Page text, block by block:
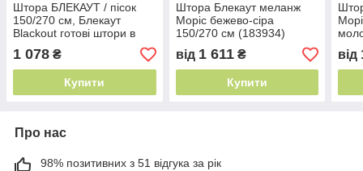
Штора БЛЕКАУТ / пісок
150/270 см, Блекаут
Blackout готові штори в
кабінет
1 078 ₴
Купити
Штора Блекаут меланж
Моріс бежево-сіра
150/270 см (183934)
від 1 611₴
Купити
від
Про нас
98% позитивних з 51 відгука за рік